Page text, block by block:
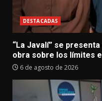
DESTACADAS
“La Javalí” se
obra sobre los límites
6 de agosto de 2026